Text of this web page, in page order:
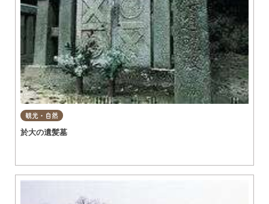
観光・自然
於大の遺髪墓